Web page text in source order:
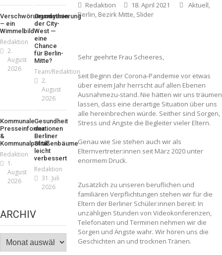
Redaktion 18. April 2021 Aktuell,
Berlin, Bezirk Mitte, Slider
Sehr geehrte Frau Scheeres,
seit Beginn der Corona-Pandemie vor etwas
über einem Jahr herrscht auf allen Ebenen
Ausnahmezu-stand. Nie hätten wir uns träumen
lassen, dass eine derartige Situation über uns
alle hereinbrechen würde. Seither sind Sorgen,
Stress und Ängste die Begleiter vieler Eltern.
Genau wie Sie stehen auch wir als
Elternvertreter:innen seit März 2020 unter
enormem Druck.
Zusätzlich zu unseren beruflichen und
familiären Verpflichtungen stehen wir für die
Eltern der Berliner Schüler:innen bereit: In
unzähligen Stunden von Videokonferenzen,
Telefonaten und Terminen nehmen wir die
Sorgen und Ängste wahr. Wir hören uns die
Geschichten an und trocknen Tränen.
Verschwörungsmythen
– ein
Wimmelbild
Redaktion
2.
August
2026
Grundsanierung
der City-
West —
eine
Chance
für Berlin-
Mitte?
Team/Redaktion
2.
August
2026
Kommunale
Presseinformationen
&
Kommunalpolitik
Redaktion
1.
August
2026
Gesundheit
der
Berliner
Straßenbäume
leicht
verbessert
Redaktion
31. Juli
2026
ARCHIV
Archiv